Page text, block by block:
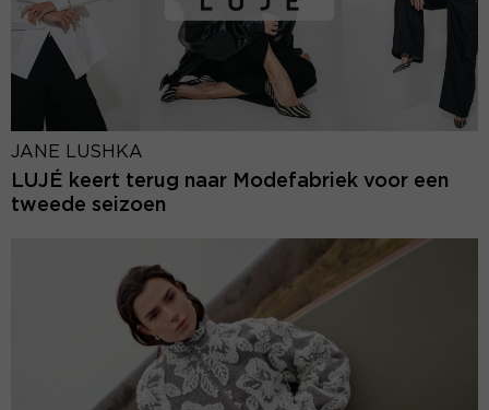
JANE LUSHKA
LUJÉ keert terug naar Modefabriek voor een
tweede seizoen